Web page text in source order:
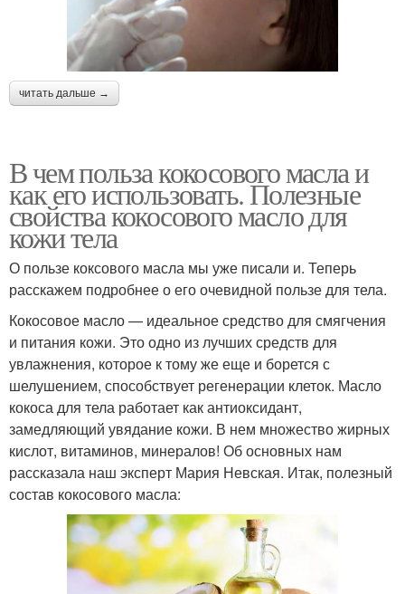
читать дальше →
В чем польза кокосового масла и
как его использовать. Полезные
свойства кокосового масло для
кожи тела
О пользе коксового масла мы уже писали и. Теперь
расскажем подробнее о его очевидной пользе для тела.
Кокосовое масло — идеальное средство для смягчения
и питания кожи. Это одно из лучших средств для
увлажнения, которое к тому же еще и борется с
шелушением, способствует регенерации клеток. Масло
кокоса для тела работает как антиоксидант,
замедляющий увядание кожи. В нем множество жирных
кислот, витаминов, минералов! Об основных нам
рассказала наш эксперт Мария Невская. Итак, полезный
состав кокосового масла: